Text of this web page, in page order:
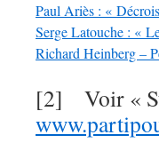
Paul Ariès : «
Serge Latouche : «
Richard Heinberg –
[2] Voir «